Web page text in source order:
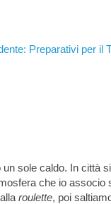
Preparativi per il
sole caldo. In città
che io
roulette, poi